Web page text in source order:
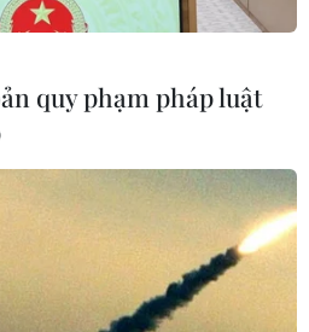
quy phạm pháp luật